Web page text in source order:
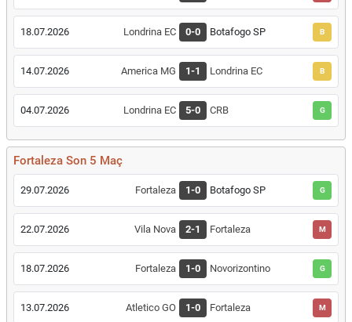
18.07.2026 Londrina EC 0-0 Botafogo SP B
14.07.2026 America MG 1-1 Londrina EC B
04.07.2026 Londrina EC 5-0 CRB G
Fortaleza Son 5 Maç
29.07.2026 Fortaleza 1-0 Botafogo SP G
22.07.2026 Vila Nova 2-1 Fortaleza M
18.07.2026 Fortaleza 1-0 Novorizontino G
13.07.2026 Atletico GO 1-0 Fortaleza M